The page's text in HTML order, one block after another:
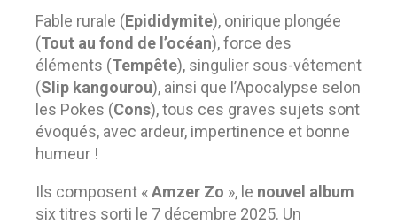
Fable rurale (Epididymite), onirique plongée
(Tout au fond de l’océan), force des
éléments (Tempête), singulier sous-vêtement
(Slip kangourou), ainsi que l’Apocalypse selon
les Pokes (Cons), tous ces graves sujets sont
évoqués, avec ardeur, impertinence et bonne
humeur !
Ils composent «Amzer Zo », le nouvel album
six titres sorti le 7 décembre 2025. Un